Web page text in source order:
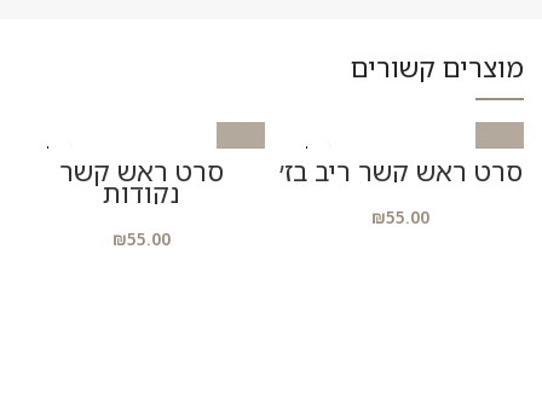
מוצרים קשורים
סרט ראש קשר ריב בז׳
₪55.00
סרט ראש קשר
נקודות
₪55.00